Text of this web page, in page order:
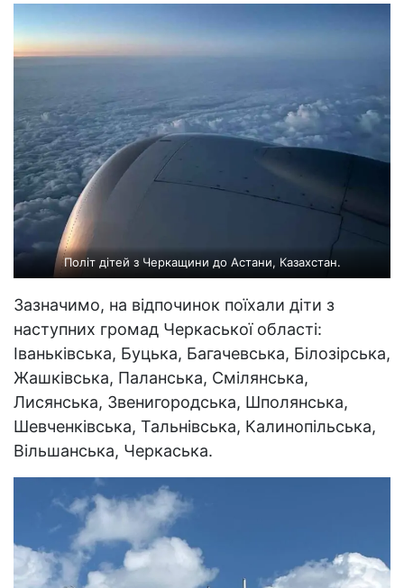
Політ дітей з Черкащини до Астани, Казахстан.
Зазначимо, на відпочинок поїхали діти з
наступних громад Черкаської області:
Іваньківська, Буцька, Багачевська, Білозірська,
Жашківська, Паланська, Смілянська,
Лисянська, Звенигородська, Шполянська,
Шевченківська, Тальнівська, Калинопільська,
Вільшанська, Черкаська.